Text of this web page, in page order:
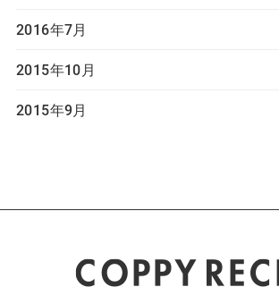
2016年7月
2015年10月
2015年9月